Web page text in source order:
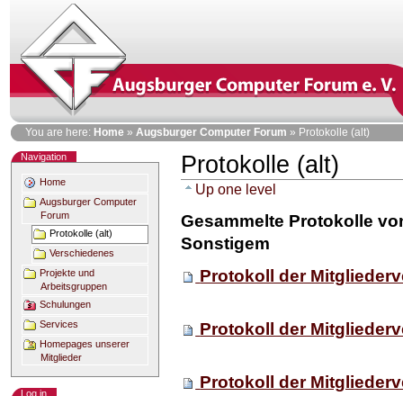
Personal
tools
You are here: Home » Augsburger Computer Forum » Protokolle (alt)
Navigation
Home
Augsburger Computer
Forum
Protokolle (alt)
Verschiedenes
Projekte und
Arbeitsgruppen
Schulungen
Services
Homepages unserer
Mitglieder
Log in
Protokolle (alt)
Up one level
Gesammelte Protokolle
Sonstigem
Protokoll der
Protokoll der
Protokoll der